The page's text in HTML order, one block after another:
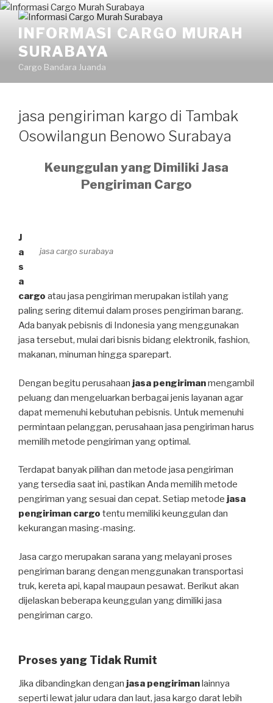
INFORMASI CARGO MURAH
SURABAYA
Cargo Bandara Juanda
jasa pengiriman kargo di Tambak
Osowilangun Benowo Surabaya
Keunggulan yang Dimiliki Jasa
Pengiriman Cargo
jasa cargo surabaya
J
a
s
a
cargo atau jasa pengiriman merupakan istilah yang
paling sering ditemui dalam proses pengiriman barang.
Ada banyak pebisnis di Indonesia yang menggunakan
jasa tersebut, mulai dari bisnis bidang elektronik, fashion,
makanan, minuman hingga sparepart.
Dengan begitu perusahaan jasa pengirimanmengambil
peluang dan mengeluarkan berbagai jenis layanan agar
dapat memenuhi kebutuhan pebisnis. Untuk memenuhi
permintaan pelanggan, perusahaan jasa pengiriman harus
memilih metode pengiriman yang optimal.
Terdapat banyak pilihan dan metode jasa pengiriman
yang tersedia saat ini, pastikan Anda memilih metode
pengiriman yang sesuai dan cepat. Setiap metode jasa
pengiriman cargo tentu memiliki keunggulan dan
kekurangan masing-masing.
Jasa cargo merupakan sarana yang melayani proses
pengiriman barang dengan menggunakan transportasi
truk, kereta api, kapal maupaun pesawat. Berikut akan
dijelaskan beberapa keunggulan yang dimiliki jasa
pengiriman cargo.
Proses yang Tidak Rumit
Jika dibandingkan dengan jasa pengirimanlainnya
seperti lewat jalur udara dan laut, jasa kargo darat lebih